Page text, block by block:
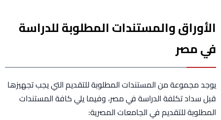
الأوراق والمستندات المطلوبة للدراسة
في مصر
يوجد مجموعة من المستندات المطلوبة للتقديم التي يجب تجهيزها
قبل سداد تكلفة الدراسة في مصر، وفيما يلي كافة المستندات
المطلوبة للتقديم في الجامعات المصرية: